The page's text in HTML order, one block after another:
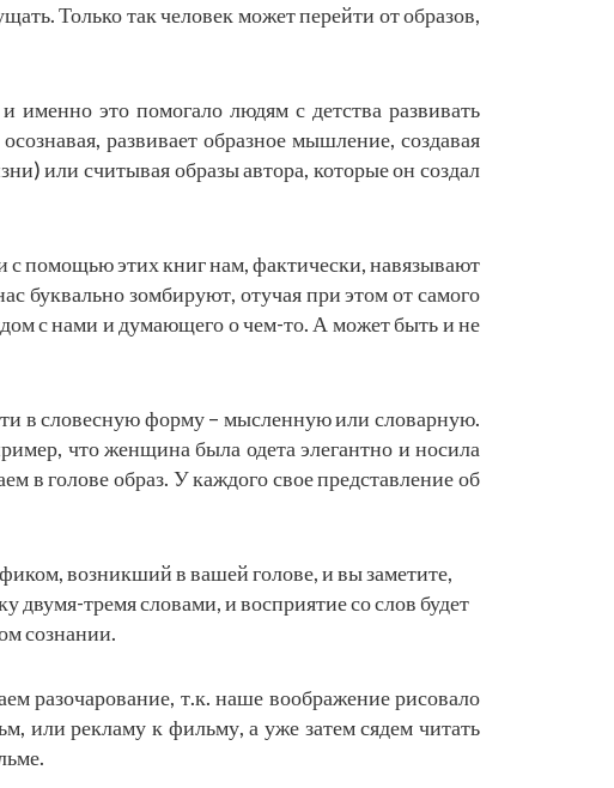
Только так человек может перейти от образов,
это помогало людям с детства развивать
развивает образное мышление, создавая
или считывая образы автора, которые он создал
с помощью этих книг нам, фактически, навязывают
буквально зомбируют, отучая при этом от самого
с нами и думающего о чем-то. А может быть и не
в словесную форму – мысленную или словарную.
что женщина была одета элегантно и носила
в голове образ. У каждого свое представление об
возникший в вашей голове, и вы заметите,
двумя-тремя словами, и восприятие со слов будет
сознании.
разочарование, т.к. наше воображение рисовало
или рекламу к фильму, а уже затем сядем читать